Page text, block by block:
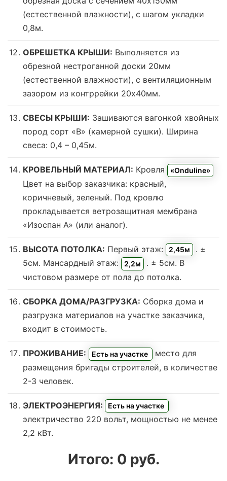
(естественной влажности), с шагом укладки
0,8м.
ОБРЕШЕТКА КРЫШИ: Выполняется из
обрезной нестроганной доски 20мм
(естественной влажности), с вентиляционным
зазором из контррейки 20х40мм.
СВЕСЫ КРЫШИ: Зашиваются вагонкой хвойных
пород сорт «В» (камерной сушки). Ширина
свеса: 0,4 – 0,45м.
КРОВЕЛЬНЫЙ МАТЕРИАЛ: Кровля «Onduline»
Цвет на выбор заказчика: красный,
коричневый, зеленый. Под кровлю
прокладывается ветрозащитная мембрана
«Изоспан А» (или аналог).
ВЫСОТА ПОТОЛКА: Первый этаж: 2,45м
. ±
5см. Мансардный этаж:
2,2м
. ± 5см. В
чистовом размере от пола до потолка.
СБОРКА ДОМА/РАЗГРУЗКА: Сборка дома и
разгрузка материалов на участке заказчика,
входит в стоимость.
ПРОЖИВАНИЕ: Есть на участке
место для
размещения бригады строителей, в количестве
2-3 человек.
ЭЛЕКТРОЭНЕРГИЯ: Есть на участке
электричество 220 вольт, мощностью не менее
2,2 кВт.
Итого: 0 руб.